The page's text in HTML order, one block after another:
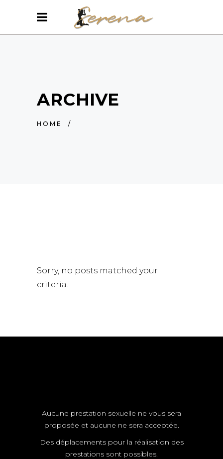
ARCHIVE
HOME /
Sorry, no posts matched your
criteria.
Aucune prestation sexuelle ne vous sera
proposée et aucune ne sera acceptée.
Des déplacements pour la réalisation des
prestations sont possibles.